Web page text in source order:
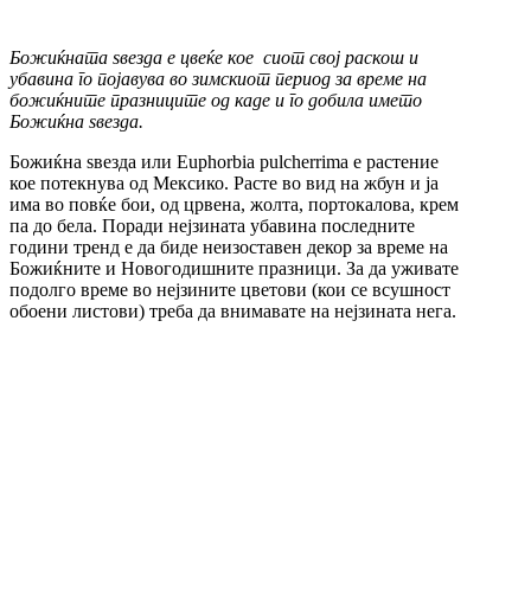
Божиќната ѕвезда е цвеќе кое сиот свој раскош и
убавина го појавува во зимскиот период за време на
божиќните празниците од каде и го добила името
Божиќна ѕвезда.
Божиќна ѕвезда или Euphorbia pulcherrima е растение
кое потекнува од Мексико. Расте во вид на жбун и ја
има во повќе бои, од црвена, жолта, портокалова, крем
па до бела. Поради нејзината убавина последните
години тренд е да биде неизоставен декор за време на
Божиќните и Новогодишните празници. За да уживате
подолго време во нејзините цветови (кои се всушност
обоени листови) треба да внимавате на нејзината нега.